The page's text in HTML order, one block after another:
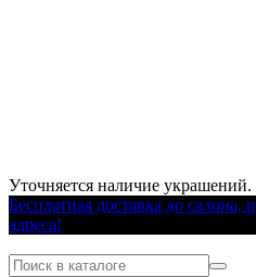
Уточняется наличие
Бесплатная доставка до
адреса!